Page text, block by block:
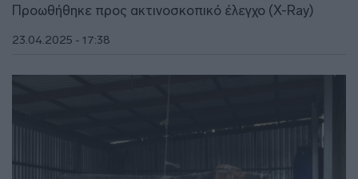
Προωθήθηκε προς ακτινοσκοπικό έλεγχο (X-Ray)
23.04.2025 - 17:38